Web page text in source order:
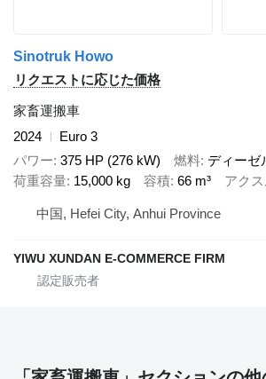
Sinotruk Howo
リクエストに応じた価格
家畜運搬車
2024
Euro 3
パワー 375 HP (276 kW) 燃料 ディーゼ
荷重容量 15,000 kg 容積 66 m³ アク
中国, Hefei City, Anhui Province
YIWU XUNDAN E-COMMERCE FIRM